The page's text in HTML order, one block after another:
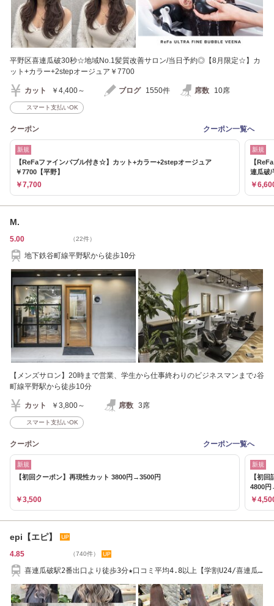
平野区喜連瓜破30秒☆地域No.1髪質改善サロン/当日予約◎【8月限定☆】カ
ット+カラー+2stepオージュア￥7700
カット ￥4,400～ ブログ 1550件 席数 10席
スマート支払いOK
クーポン クーポン一覧へ
新規
【ReFaファインバブル付き☆】カット+カラー+2stepオージュア
￥7700【平野】
￥7,700
新規
【
連瓜破/
￥
M.
5.00 （22件）
地下鉄谷町線平野駅から徒歩10分
【メンズサロン】20時まで営業、学生から仕事終わりのビジネスマンまで♪谷
町線平野駅から徒歩10分
カット ￥3,800～ 席数 3席
スマート支払いOK
クーポン クーポン一覧へ
新規
【初回クーポン】再現性カット 3800円→3500円
￥3,500
新規
【初
4800
￥
epi【エピ】
4.85 （740件）
喜連瓜破駅2番出口より徒歩3分★口コミ平均4.8以上【学割U24/喜連瓜